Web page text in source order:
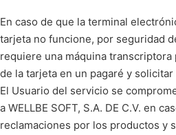
En caso de que la terminal
tarjeta no funcione, por seguridad
requiere una máquina transcriptora
de la tarjeta en un pagaré y
El Usuario del servicio se
a WELLBE SOFT, S.A. DE C.V. en
reclamaciones por los productos y